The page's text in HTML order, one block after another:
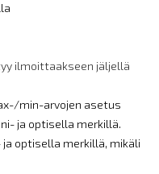
ilmoittaakseen jäljellä
min-arvojen asetus
ja optisella merkillä.
optisella merkillä, mikäli